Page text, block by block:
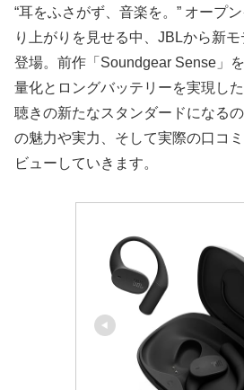
“耳をふさがず、音楽を。” オープ
り上がりを見せる中、JBLから新
登場。前作「Soundgear Sense」
量化とロングバッテリーを実現し
聴きの新たなスタンダードになる
の魅力や実力、そして実際の口コ
ビューしていきます。